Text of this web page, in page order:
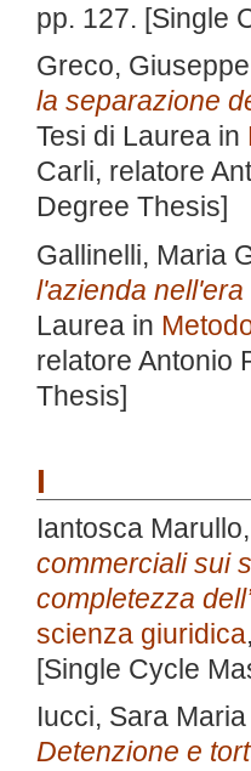
pp. 127. [Single
Greco, Giuseppe
la separazione
Tesi di Laurea in
Carli, relatore
Degree Thesis]
Gallinelli, Maria
l'azienda
Laurea in
relatore Antonio
Thesis]
I
Iantosca
commerciali sui
completezza
scienza giuridica
[Single Cycle
Iucci, Sara
Detenzione e